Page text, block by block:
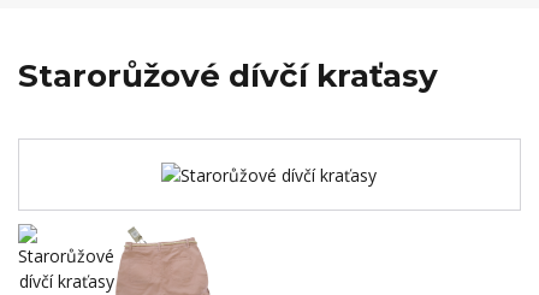
Starorůžové dívčí kraťasy